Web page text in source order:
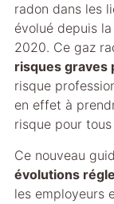
radon dans les
évolué depuis
2020. Ce gaz
risques graves
risque
en effet à
risque pour
Ce nouveau
évolutions
les employeurs